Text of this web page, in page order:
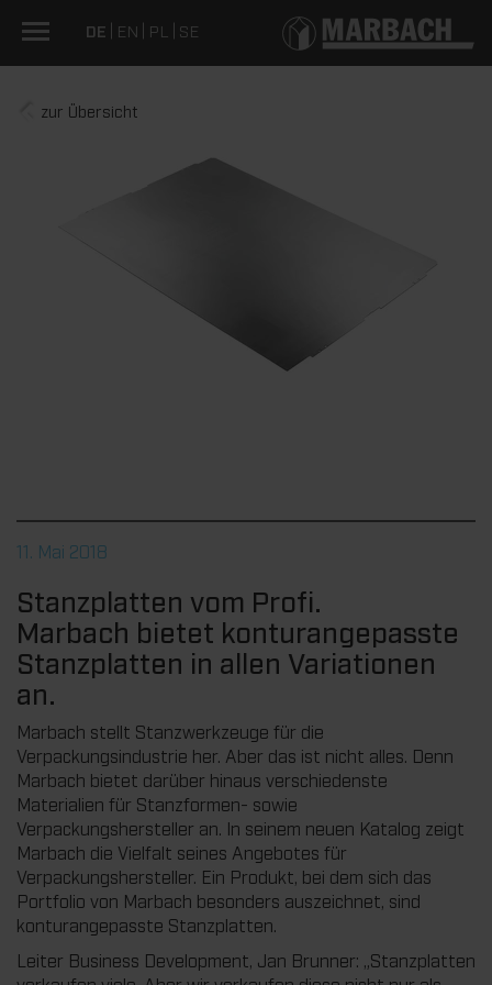
DE EN PL SE
zur Übersicht
11. Mai 2018
Stanzplatten vom Profi.
Marbach bietet konturangepasste
Stanzplatten in allen Variationen
an.
Marbach stellt Stanzwerkzeuge für die
Verpackungsindustrie her. Aber das ist nicht alles. Denn
Marbach bietet darüber hinaus verschiedenste
Materialien für Stanzformen- sowie
Verpackungshersteller an. In seinem neuen Katalog zeigt
Marbach die Vielfalt seines Angebotes für
Verpackungshersteller. Ein Produkt, bei dem sich das
Portfolio von Marbach besonders auszeichnet, sind
konturangepasste Stanzplatten.
Leiter Business Development, Jan Brunner: „Stanzplatten